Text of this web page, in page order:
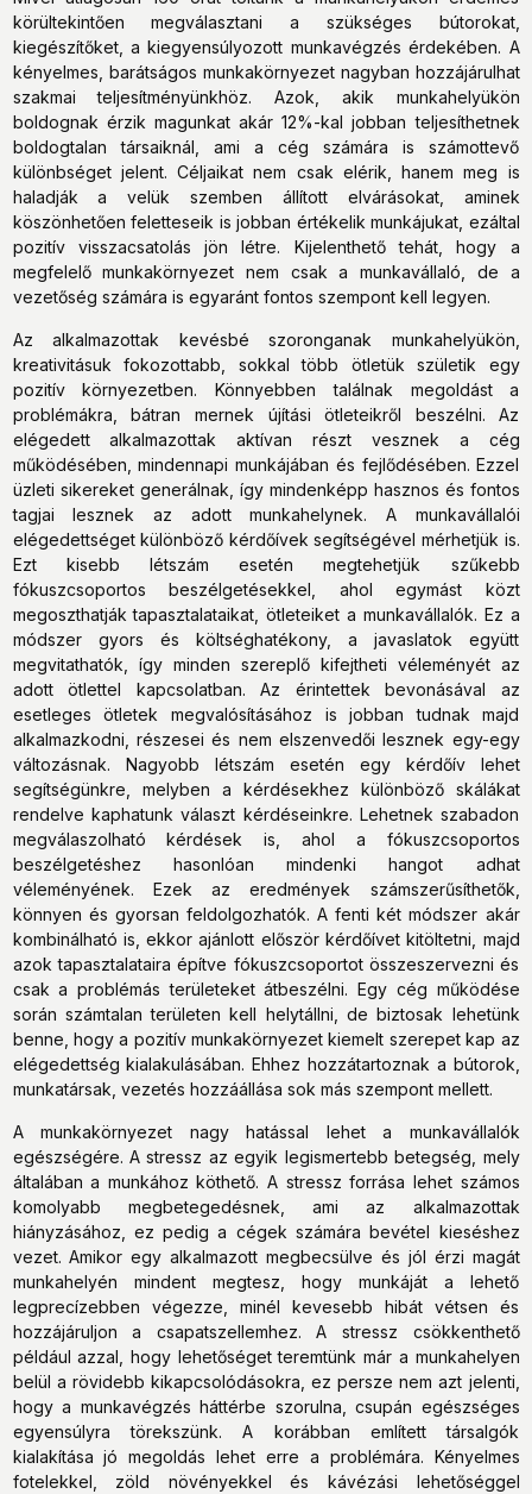
körültekintően megválasztani a szükséges bútorokat,
kiegészítőket, a kiegyensúlyozott munkavégzés érdekében. A
kényelmes, barátságos munkakörnyezet nagyban hozzájárulhat
szakmai teljesítményünkhöz. Azok, akik munkahelyükön
boldognak érzik magunkat akár 12%-kal jobban teljesíthetnek
boldogtalan társaiknál, ami a cég számára is számottevő
különbséget jelent. Céljaikat nem csak elérik, hanem meg is
haladják a velük szemben állított elvárásokat, aminek
köszönhetően feletteseik is jobban értékelik munkájukat, ezáltal
pozitív visszacsatolás jön létre. Kijelenthető tehát, hogy a
megfelelő munkakörnyezet nem csak a munkavállaló, de a
vezetőség számára is egyaránt fontos szempont kell legyen.
Az alkalmazottak kevésbé szoronganak munkahelyükön,
kreativitásuk fokozottabb, sokkal több ötletük születik egy
pozitív környezetben. Könnyebben találnak megoldást a
problémákra, bátran mernek újítási ötleteikről beszélni. Az
elégedett alkalmazottak aktívan részt vesznek a cég
működésében, mindennapi munkájában és fejlődésében. Ezzel
üzleti sikereket generálnak, így mindenképp hasznos és fontos
tagjai lesznek az adott munkahelynek. A munkavállalói
elégedettséget különböző kérdőívek segítségével mérhetjük is.
Ezt kisebb létszám esetén megtehetjük szűkebb
fókuszcsoportos beszélgetésekkel, ahol egymást közt
megoszthatják tapasztalataikat, ötleteiket a munkavállalók. Ez a
módszer gyors és költséghatékony, a javaslatok együtt
megvitathatók, így minden szereplő kifejtheti véleményét az
adott ötlettel kapcsolatban. Az érintettek bevonásával az
esetleges ötletek megvalósításához is jobban tudnak majd
alkalmazkodni, részesei és nem elszenvedői lesznek egy-egy
változásnak. Nagyobb létszám esetén egy kérdőív lehet
segítségünkre, melyben a kérdésekhez különböző skálákat
rendelve kaphatunk választ kérdéseinkre. Lehetnek szabadon
megválaszolható kérdések is, ahol a fókuszcsoportos
beszélgetéshez hasonlóan mindenki hangot adhat
véleményének. Ezek az eredmények számszerűsíthetők,
könnyen és gyorsan feldolgozhatók. A fenti két módszer akár
kombinálható is, ekkor ajánlott először kérdőívet kitöltetni, majd
azok tapasztalataira építve fókuszcsoportot összeszervezni és
csak a problémás területeket átbeszélni. Egy cég működése
során számtalan területen kell helytállni, de biztosak lehetünk
benne, hogy a pozitív munkakörnyezet kiemelt szerepet kap az
elégedettség kialakulásában. Ehhez hozzátartoznak a bútorok,
munkatársak, vezetés hozzáállása sok más szempont mellett.
A munkakörnyezet nagy hatással lehet a munkavállalók
egészségére. A stressz az egyik legismertebb betegség, mely
általában a munkához köthető. A stressz forrása lehet számos
komolyabb megbetegedésnek, ami az alkalmazottak
hiányzásához, ez pedig a cégek számára bevétel kieséshez
vezet. Amikor egy alkalmazott megbecsülve és jól érzi magát
munkahelyén mindent megtesz, hogy munkáját a lehető
legprecízebben végezze, minél kevesebb hibát vétsen és
hozzájáruljon a csapatszellemhez. A stressz csökkenthető
például azzal, hogy lehetőséget teremtünk már a munkahelyen
belül a rövidebb kikapcsolódásokra, ez persze nem azt jelenti,
hogy a munkavégzés háttérbe szorulna, csupán egészséges
egyensúlyra törekszünk. A korábban említett társalgók
kialakítása jó megoldás lehet erre a problémára. Kényelmes
fotelekkel, zöld növényekkel és kávézási lehetőséggel